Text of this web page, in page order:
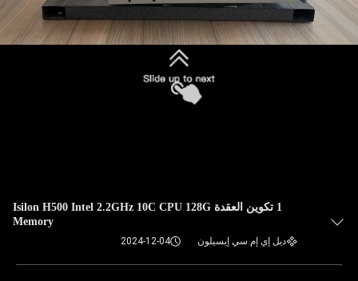
1 تكوين العقدة Isilon H500 Intel 2.2GHz 10C CPU 128G
Memory
ديل إي إم سي إيسيلون 2024-12-04